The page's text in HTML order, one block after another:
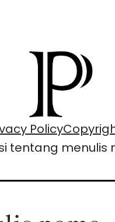
Policy
tentang menulis